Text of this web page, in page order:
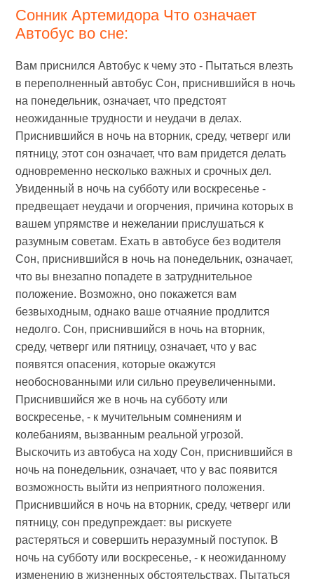
Сонник Артемидора Что означает
Автобус во сне:
Вам приснился Автобус к чему это - Пытаться влезть
в переполненный автобус Сон, приснившийся в ночь
на понедельник, означает, что предстоят
неожиданные трудности и неудачи в делах.
Приснившийся в ночь на вторник, среду, четверг или
пятницу, этот сон означает, что вам придется делать
одновременно несколько важных и срочных дел.
Увиденный в ночь на субботу или воскресенье -
предвещает неудачи и огорчения, причина которых в
вашем упрямстве и нежелании прислушаться к
разумным советам. Ехать в автобусе без водителя
Сон, приснившийся в ночь на понедельник, означает,
что вы внезапно попадете в затруднительное
положение. Возможно, оно покажется вам
безвыходным, однако ваше отчаяние продлится
недолго. Сон, приснившийся в ночь на вторник,
среду, четверг или пятницу, означает, что у вас
появятся опасения, которые окажутся
необоснованными или сильно преувеличенными.
Приснившийся же в ночь на субботу или
воскресенье, - к мучительным сомнениям и
колебаниям, вызванным реальной угрозой.
Выскочить из автобуса на ходу Сон, приснившийся в
ночь на понедельник, означает, что у вас появится
возможность выйти из неприятного положения.
Приснившийся в ночь на вторник, среду, четверг или
пятницу, сон предупреждает: вы рискуете
растеряться и совершить неразумный поступок. В
ночь на субботу или воскресенье, - к неожиданному
изменению в жизненных обстоятельствах. Пытаться